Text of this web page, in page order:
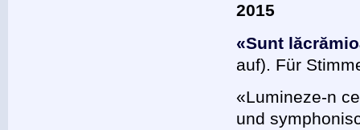
2015
«Sunt
auf). Für
«Lumineze-n
und